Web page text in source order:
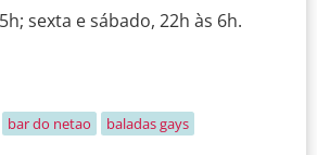
sexta e sábado, 22h às 6h.
bar do netao baladas gays